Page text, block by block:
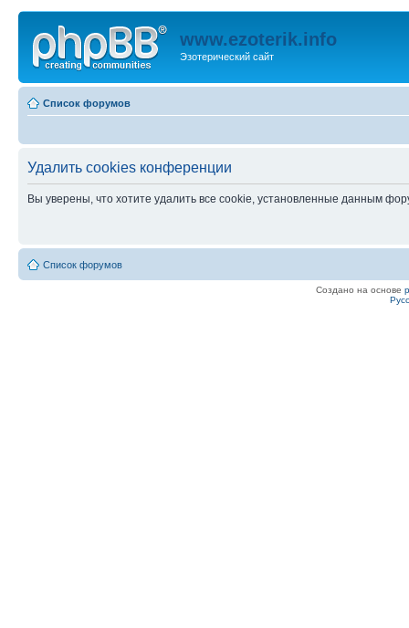
www.ezoterik.info
Эзотерический сайт
Список форумов
Удалить cookies конференции
Вы уверены, что хотите удалить все cookie, установленные данным
Список форумов
Создано на основе